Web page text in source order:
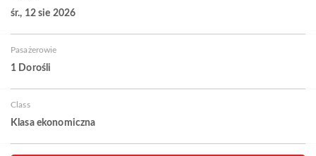
śr., 12 sie 2026
Pasażerowie
1 Dorośli
Class
Klasa ekonomiczna